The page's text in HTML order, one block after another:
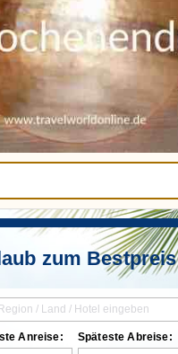
zum Bestpreis
Anreise: Späteste Abreise: